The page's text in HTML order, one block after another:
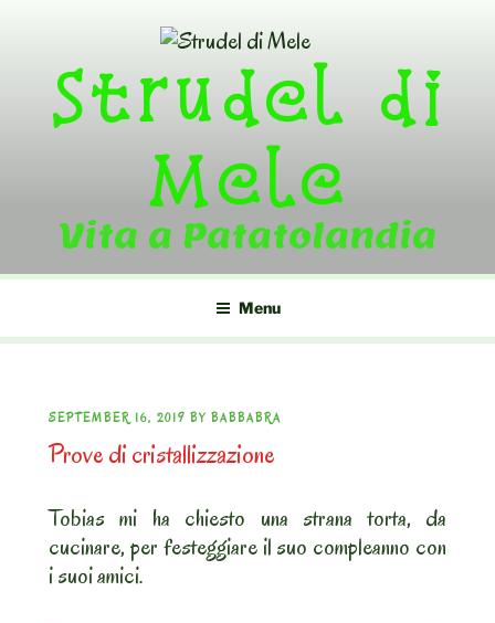
contentStrudel di
Mele
Vita a Patatolandia
Menu
POSTED
ON
SEPTEMBER 16, 2019 BY BABBABRA
Prove di cristallizzazione
Tobias mi ha chiesto una strana torta, da
cucinare, per festeggiare il suo compleanno con
i suoi amici.